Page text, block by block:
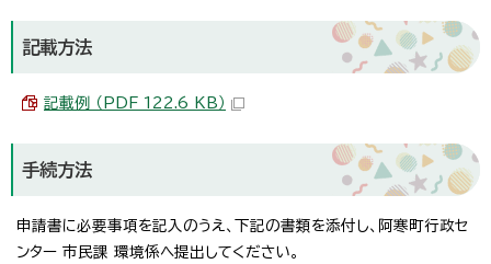
記載方法
記載例 （PDF 122.6 KB）
手続方法
申請書に必要事項を記入のうえ、下記の書類を添付し、阿寒町行政セ
ンター 市民課 環境係へ提出してください。